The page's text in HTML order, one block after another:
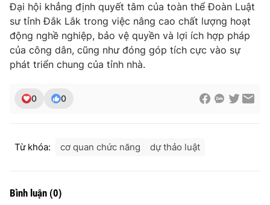
® Cấm sao chép dưới mọi hình thức nếu không có sự chấp
thuận bằng văn bản. Ghi rõ nguồn VTV.vn khi phát hành lại
thông tin từ website này.
Đại hội khẳng định quyết tâm của toàn thể Đoàn Luật
sư tỉnh Đắk Lắk trong việc nâng cao chất lượng hoạt
động nghề nghiệp, bảo vệ quyền và lợi ích hợp pháp
của công dân, cũng như đóng góp tích cực vào sự
phát triển chung của tỉnh nhà.
0 0
Từ khóa: cơ quan chức năng dự thảo luật
Bình luận (0)